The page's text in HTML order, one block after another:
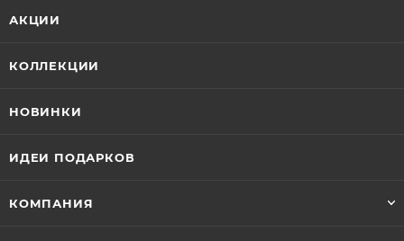
АКЦИИ
КОЛЛЕКЦИИ
НОВИНКИ
ИДЕИ ПОДАРКОВ
КОМПАНИЯ